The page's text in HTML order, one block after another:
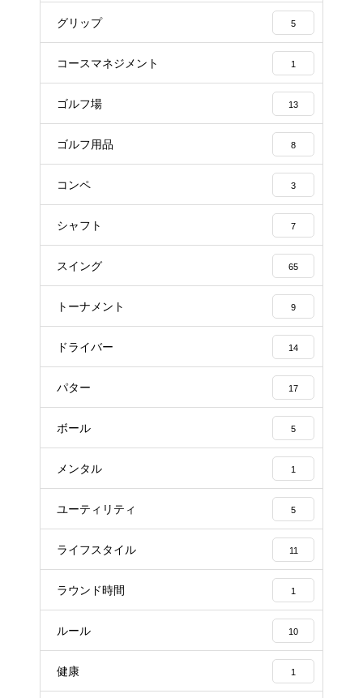
グリップ 5
コースマネジメント 1
ゴルフ場 13
ゴルフ用品 8
コンペ 3
シャフト 7
スイング 65
トーナメント 9
ドライバー 14
パター 17
ボール 5
メンタル 1
ユーティリティ 5
ライフスタイル 11
ラウンド時間 1
ルール 10
健康 1